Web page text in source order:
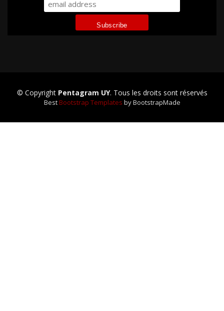
© Copyright Pentagram UY. Tous les droits sont réservés
Best Bootstrap Templates by BootstrapMade